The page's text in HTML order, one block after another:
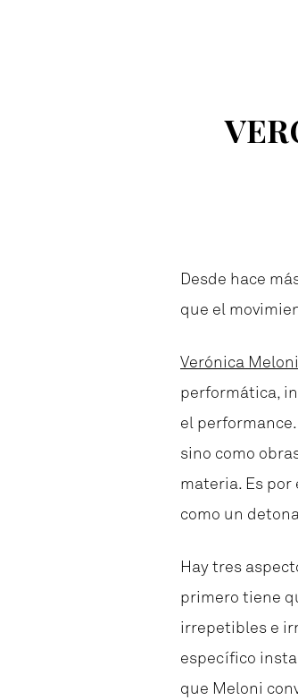
Desde hace
que el
Verónica Meloni
performática,
el
sino como
materia. Es
como un
Hay tres
primero tiene
irrepetibles e
específico
que Meloni